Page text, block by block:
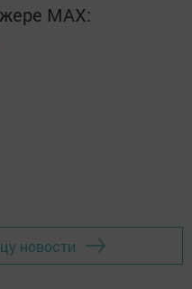
MАХ:
новости